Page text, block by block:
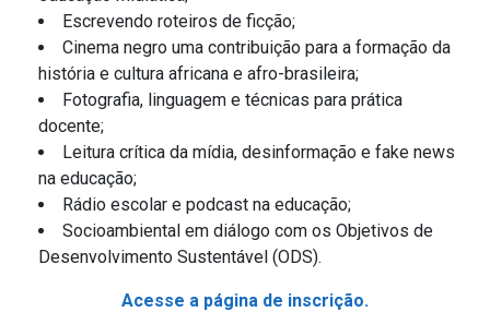
Escrevendo roteiros de ficção;
Cinema negro uma contribuição para a formação da
história e cultura africana e afro-brasileira;
Fotografia, linguagem e técnicas para prática
docente;
Leitura crítica da mídia, desinformação e fake news
na educação;
Rádio escolar e podcast na educação;
Socioambiental em diálogo com os Objetivos de
Desenvolvimento Sustentável (ODS).
Acesse a página de inscrição.